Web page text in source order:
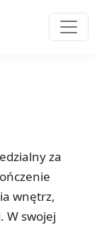
za
wnętrz,
W swojej